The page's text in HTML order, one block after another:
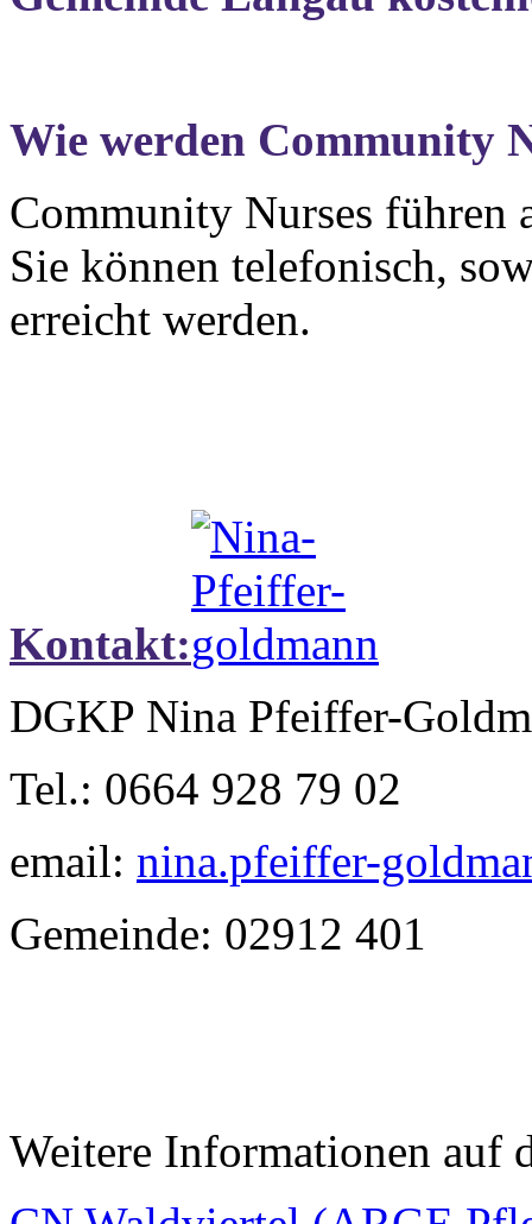
Wie werden Community
Community Nurses führen
Sie können telefonisch,
erreicht werden.
Kontakt:
DGKP Nina Pfeiffer-
Tel.: 0664 928 79 02
email: nina.pfeiffer-
Gemeinde: 02912 401
Weitere Informationen auf